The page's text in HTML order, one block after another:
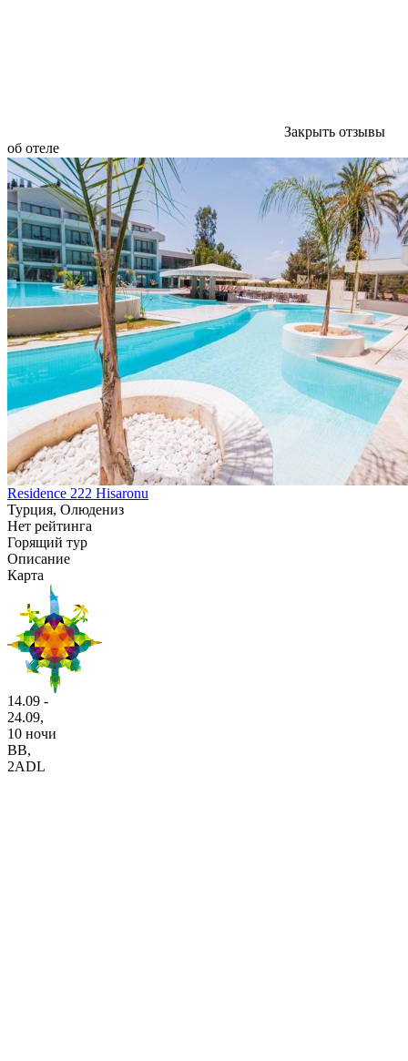
Закрыть отзывы
об отеле
Residence 222 Hisaronu
Турция, Олюдениз
Нет рейтинга
Горящий тур
Описание
Карта
14.09 -
24.09,
10 ночи
BB,
2ADL